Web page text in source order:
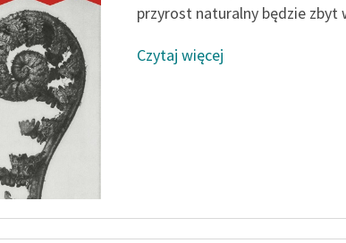
przyrost naturalny będzie zbyt
Czytaj więcej